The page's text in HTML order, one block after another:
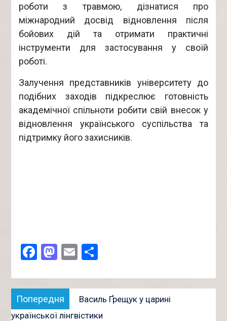
роботи з травмою, дізнатися про
міжнародний досвід відновлення після
бойових дій та отримати практичні
інструменти для застосування у своїй
роботі.
Залучення представників університету до
подібних заходів підкреслює готовність
академічної спільноти робити свій внесок у
відновлення українського суспільства та
підтримку його захисників.
Facebook
Mastodon
EmailПоділитися
Навігація
записів
Попередня
Попередня
публікація:
Василь Ґрещук у царині
української лінгвістики